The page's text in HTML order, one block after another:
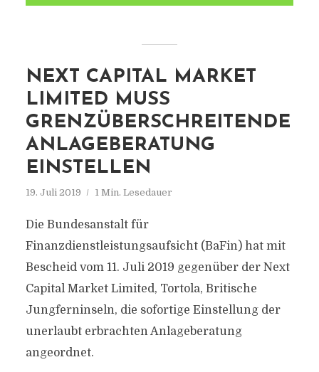
NEXT CAPITAL MARKET
LIMITED MUSS
GRENZÜBERSCHREITENDE
ANLAGEBERATUNG
EINSTELLEN
19. Juli 2019 1 Min. Lesedauer
Die Bundesanstalt für
Finanzdienstleistungsaufsicht (BaFin) hat mit
Bescheid vom 11. Juli 2019 gegenüber der Next
Capital Market Limited, Tortola, Britische
Jungferninseln, die sofortige Einstellung der
unerlaubt erbrachten Anlageberatung
angeordnet.